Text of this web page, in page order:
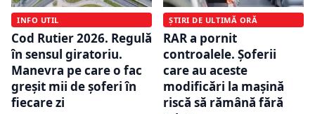
INFO UTIL
Cod Rutier 2026. Regulă
în sensul giratoriu.
Manevra pe care o fac
greșit mii de șoferi în
fiecare zi
ȘTIRI DE ULTIMĂ ORĂ
RAR a pornit
controalele. Șoferii
care au aceste
modificări la mașină
riscă să rămână fără